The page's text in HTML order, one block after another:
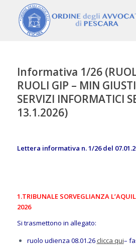
Informativa 1/26
RUOLI GIP – MIN
SERVIZI INFORMATICI
13.1.2026)
Lettera informativa n. 1/26 del
1.TRIBUNALE SORVEGLIANZA
2026
Si trasmettono in allegato:
ruolo udienza 08.01.26 clicca qui–